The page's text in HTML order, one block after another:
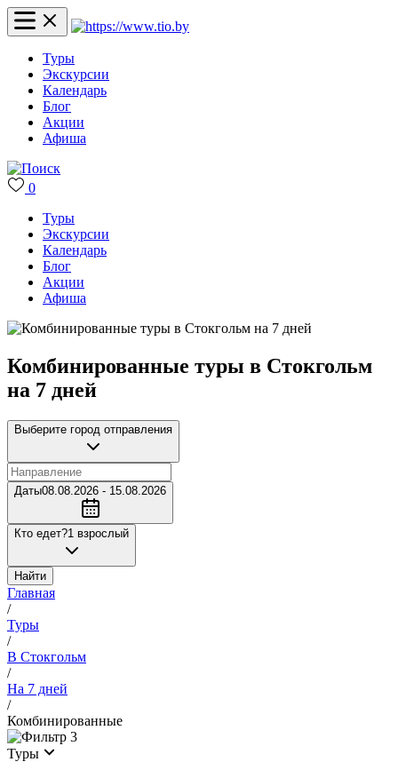
Туры
Экскурсии
Календарь
Блог
Акции
Афиша
0
Туры
Экскурсии
Календарь
Блог
Акции
Афиша
Комбинированные туры в Стокгольм
на 7 дней
Выберите город отправления
Даты08.08.2026 - 15.08.2026
Кто едет?1 взрослый
Найти
Главная
/
Туры
/
В Стокгольм
/
На 7 дней
/
Комбинированные
3
Туры